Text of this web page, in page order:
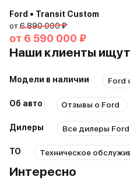
Ford • Transit Custom
от6 890 000 ₽
от 6 590 000 ₽
Наши клиенты ищут
Модели в наличии Ford
Об авто Отзывы о Ford
Дилеры Все дилеры Ford
ТО Техническое
Интересно